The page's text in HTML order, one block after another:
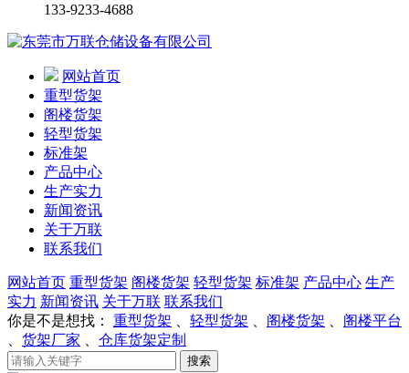
133-9233-4688
网站首页
重型货架
阁楼货架
轻型货架
标准架
产品中心
生产实力
新闻资讯
关于万联
联系我们
网站首页 重型货架 阁楼货架 轻型货架 标准架 产品中心 生产
实力 新闻资讯 关于万联 联系我们
你是不是想找：
重型货架 轻型货架 阁楼货架
阁楼平台
货架厂家 仓库货架定制